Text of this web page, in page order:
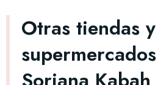
Otras tiendas y